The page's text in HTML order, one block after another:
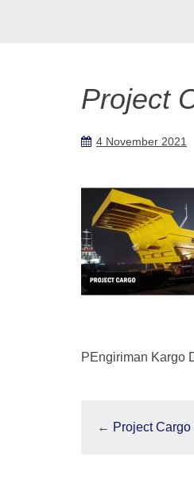
Project
4 November 2021
PEngiriman Kargo
← Project